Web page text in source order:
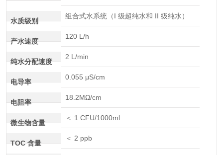
水质级别
组合式水系统（I 级超纯水和 II 级纯水）
产水速度
120 L/h
纯水分配速度
2 L/min
电导率
0.055 μS/cm
电阻率
18.2MΩ/cm
微生物含量
＜ 1 CFU/1000ml
TOC 含量
＜ 2 ppb